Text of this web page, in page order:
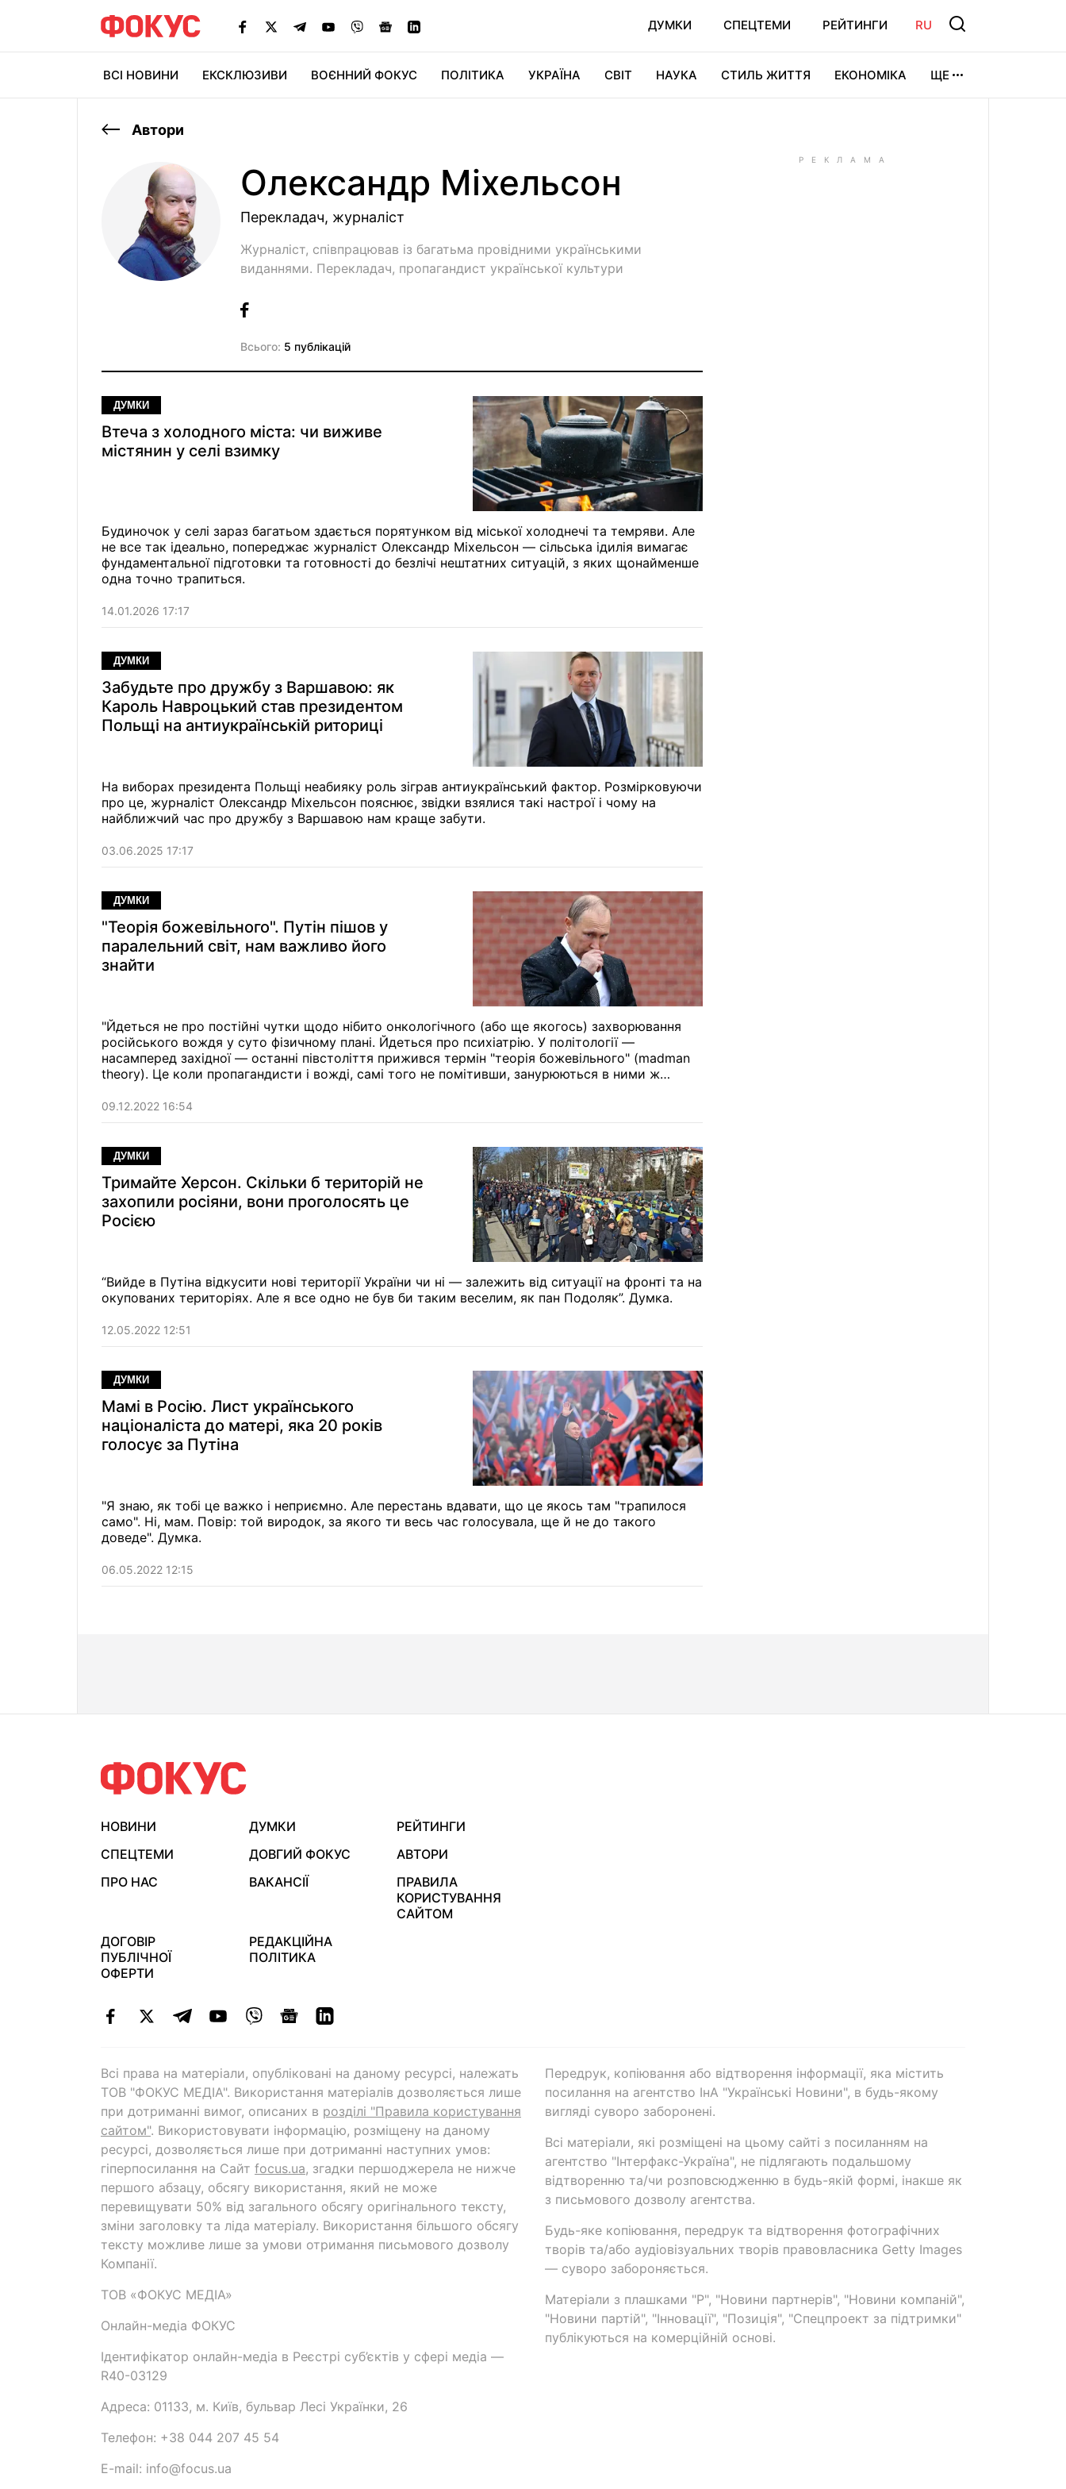
ДУМКИ СПЕЦТЕМИ РЕЙТИНГИ RU
ВСІ НОВИНИ ЕКСКЛЮЗИВИ ВОЄННИЙ ФОКУС ПОЛІТИКА УКРАЇНА СВІТ НАУКА СТИЛЬ ЖИТТЯ ЕКОНОМІКА ЩЕ
Автори
Олександр Міхельсон
Перекладач, журналіст
Журналіст, співпрацював із багатьма провідними українськими
виданнями. Перекладач, пропагандист української культури
Всього: 5 публікацій
ДУМКИ
Втеча з холодного міста: чи виживе
містянин у селі взимку
Будиночок у селі зараз багатьом здається порятунком від міської холоднечі та темряви. Але
не все так ідеально, попереджає журналіст Олександр Міхельсон — сільська ідилія вимагає
фундаментальної підготовки та готовності до безлічі нештатних ситуацій, з яких щонайменше
одна точно трапиться.
14.01.2026 17:17
ДУМКИ
Забудьте про дружбу з Варшавою: як
Кароль Навроцький став президентом
Польщі на антиукраїнській риториці
На виборах президента Польщі неабияку роль зіграв антиукраїнський фактор. Розмірковуючи
про це, журналіст Олександр Міхельсон пояснює, звідки взялися такі настрої і чому на
найближчий час про дружбу з Варшавою нам краще забути.
03.06.2025 17:17
ДУМКИ
"Теорія божевільного". Путін пішов у
паралельний світ, нам важливо його
знайти
"Йдеться не про постійні чутки щодо нібито онкологічного (або ще якогось) захворювання
російського вождя у суто фізичному плані. Йдеться про психіатрію. У політології —
насамперед західної — останні півстоліття прижився термін "теорія божевільного" (madman
theory). Це коли пропагандисти і вожді, самі того не помітивши, занурюються в ними ж
09.12.2022 16:54
ДУМКИ
Тримайте Херсон. Скільки б територій не
захопили росіяни, вони проголосять це
Росією
“Вийде в Путіна відкусити нові території України чи ні — залежить від ситуації на фронті та на
окупованих територіях. Але я все одно не був би таким веселим, як пан Подоляк”. Думка.
12.05.2022 12:51
ДУМКИ
Мамі в Росію. Лист українського
націоналіста до матері, яка 20 років
голосує за Путіна
"Я знаю, як тобі це важко і неприємно. Але перестань вдавати, що це якось там "трапилося
само". Ні, мам. Повір: той виродок, за якого ти весь час голосувала, ще й не до такого
доведе". Думка.
06.05.2022 12:15
НОВИНИ ДУМКИ
РЕЙТИНГИ
СПЕЦТЕМИ
ДОВГИЙ ФОКУС
АВТОРИ
ПРО НАС
ВАКАНСІЇ
ПРАВИЛА
КОРИСТУВАННЯ
САЙТОМ
ДОГОВІР
ПУБЛІЧНОЇ
ОФЕРТИ
РЕДАКЦІЙНА
ПОЛІТИКА
Всі права на матеріали, опубліковані на даному ресурсі, належать
ТОВ "ФОКУС МЕДІА". Використання матеріалів дозволяється лише
при дотриманні вимог, описаних в розділі "Правила користування
сайтом". Використовувати інформацію, розміщену на даному
ресурсі, дозволяється лише при дотриманні наступних умов:
гіперпосилання на Cайт focus.ua, згадки першоджерела не нижче
першого абзацу, обсягу використання, який не може
перевищувати 50% від загального обсягу оригінального тексту,
зміни заголовку та ліда матеріалу. Використання більшого обсягу
тексту можливе лише за умови отримання письмового дозволу
Компанії.
ТОВ «ФОКУС МЕДІА»
Онлайн-медіа ФОКУС
Ідентифікатор онлайн-медіа в Реєстрі суб’єктів у сфері медіа —
R40-03129
Адреса: 01133, м. Київ, бульвар Лесі Українки, 26
Телефон: +38 044 207 45 54
E-mail: info@focus.ua
Передрук, копіювання або відтворення інформації, яка містить
посилання на агентство ІнА "Українські Новини", в будь-якому
вигляді суворо заборонені.
Всі матеріали, які розміщені на цьому сайті з посиланням на
агентство "Інтерфакс-Україна", не підлягають подальшому
відтворенню та/чи розповсюдженню в будь-якій формі, інакше як
з письмового дозволу агентства.
Будь-яке копіювання, передрук та відтворення фотографічних
творів та/або аудіовізуальних творів правовласника Getty Images
— суворо забороняється.
Матеріали з плашками "Р", "Новини партнерів", "Новини компаній",
"Новини партій", "Інновації", "Позиція", "Спецпроект за підтримки"
публікуються на комерційній основі.